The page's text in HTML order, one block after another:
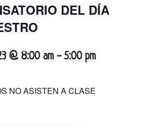
DEL DÍA
@ 8:00 am -5:00 pm
NO ASISTEN A CLASE